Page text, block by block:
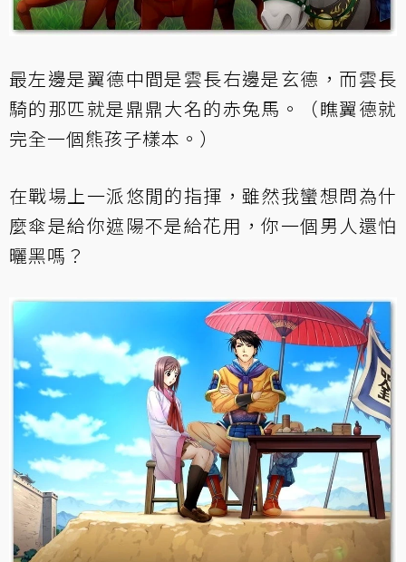
最左邊是翼德中間是雲長右邊是玄德，而雲長
騎的那匹就是鼎鼎大名的赤兔馬。（瞧翼德就
完全一個熊孩子樣本。）
在戰場上一派悠閒的指揮，雖然我蠻想問為什
麼傘是給你遮陽不是給花用，你一個男人還怕
曬黑嗎？